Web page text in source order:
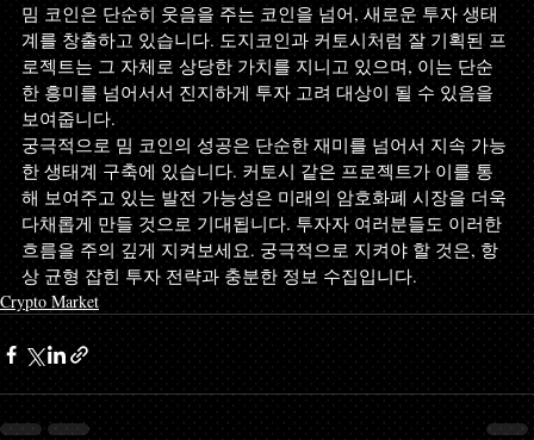
밈 코인은 단순히 웃음을 주는 코인을 넘어, 새로운 투자 생태
계를 창출하고 있습니다. 도지코인과 커토시처럼 잘 기획된 프
로젝트는 그 자체로 상당한 가치를 지니고 있으며, 이는 단순
한 흥미를 넘어서서 진지하게 투자 고려 대상이 될 수 있음을
보여줍니다.
궁극적으로 밈 코인의 성공은 단순한 재미를 넘어서 지속 가능
한 생태계 구축에 있습니다. 커토시 같은 프로젝트가 이를 통
해 보여주고 있는 발전 가능성은 미래의 암호화폐 시장을 더욱
다채롭게 만들 것으로 기대됩니다. 투자자 여러분들도 이러한
흐름을 주의 깊게 지켜보세요. 궁극적으로 지켜야 할 것은, 항
상 균형 잡힌 투자 전략과 충분한 정보 수집입니다.
Crypto Market